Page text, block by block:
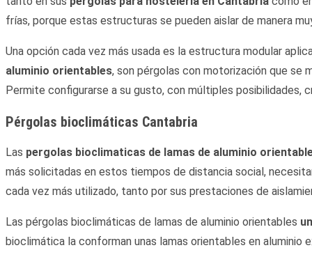
frías, porque estas estructuras se pueden aislar de manera
Una opción cada vez más usada es la estructura modular
aluminio orientables, son pérgolas con motorización que se
Permite configurarse a su gusto, con múltiples
Pérgolas bioclimáticas Cantabria
Las pergolas bioclimaticas de lamas de aluminio
más solicitadas en estos tiempos de distancia social,
cada vez más utilizado, tanto por sus prestaciones de
Las pérgolas bioclimáticas de lamas de aluminio orientables
bioclimática la conforman unas lamas orientables en aluminio